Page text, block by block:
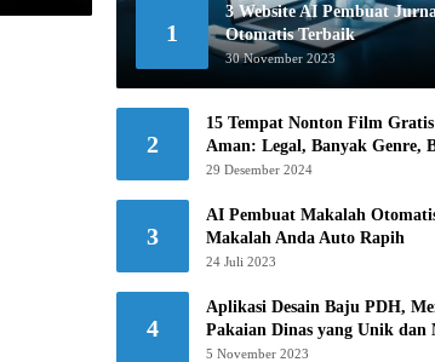
1
3 Website AI Pembuat
Otomatis Terbaik
30 November 2023
2
15 Tempat Nonton Film
Aman: Legal, Banyak Genre,
Khawatir!
29 Desember 2024
3
AI Pembuat Makalah
Makalah Anda Auto Rapih
24 Juli 2023
4
Aplikasi Desain Baju PDH,
Pakaian Dinas yang Unik dan
5 November 2023